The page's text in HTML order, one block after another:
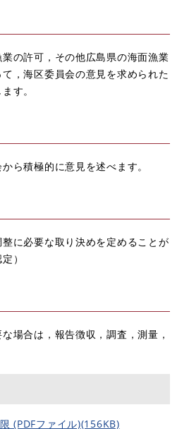
の許可，その他広島県の海面漁業
，海区委員会の意見を求められた
す。
ら積極的に意見を述べます。
に必要な取り決めを定めることが
）
場合は，報告徴収，調査，測量，
(PDFファイル)(156KB)